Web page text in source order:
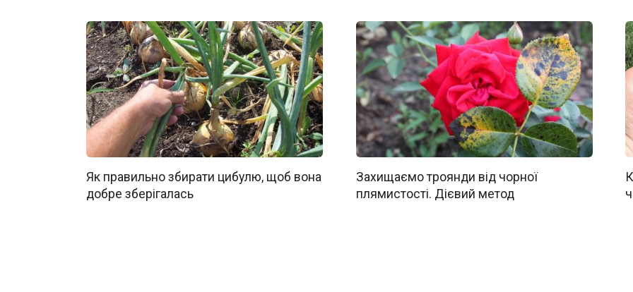
Як правильно збирати цибулю, щоб вона
добре зберігалась
Захищаємо троянди від чорної
плямистості. Дієвий метод